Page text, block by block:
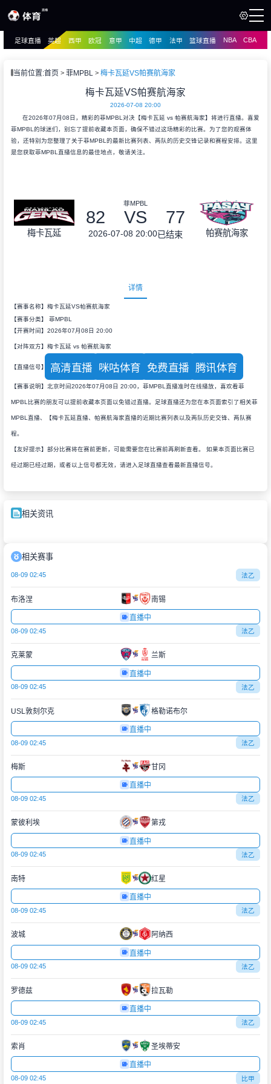
播
足球直播 英超 西甲 欧冠 意甲 中超 德甲 法甲 篮球直播 NBA CBA
当前位置:首页 菲MPBL 梅卡瓦延VS帕赛航海家
梅卡瓦延VS帕赛航海家
2026-07-08 20:00
在2026年07月08日，精彩的菲MPBL对决【梅卡瓦延 vs 帕赛航海家】将进行直播。喜爱
菲MPBL的球迷们，别忘了提前收藏本页面，确保不错过这场精彩的比赛。为了您的观赛体
验，还特别为您整理了关于菲MPBL的最新比赛列表、两队的历史交锋记录和赛程安排。这里
是您获取菲MPBL直播信息的最佳地点，敬请关注。
梅卡瓦延
菲MPBL
82 VS 77
2026-07-08 20:00已结束 帕赛航海家
详情
【赛事名称】梅卡瓦延VS帕赛航海家
【赛事分类】 菲MPBL
【开赛时间】2026年07月08日 20:00
【对阵双方】梅卡瓦延 vs 帕赛航海家
【直播信号】 高清直播 咪咕体育 免费直播 腾讯体育
【赛事说明】北京时间2026年07月08日 20:00，菲MPBL直播准时在线播放，喜欢看菲
MPBL比赛的朋友可以提前收藏本页面以免错过直播。足球直播还为您在本页面索引了相关菲
MPBL直播、【梅卡瓦延直播、帕赛航海家直播的近期比赛列表以及两队历史交锋、两队赛
程。
【友好提示】部分比赛将在赛前更新，可能需要您在比赛前再刷新查看。 如果本页面比赛已
经过期已经过期，或者以上信号都无效，请进入足球直播查看最新直播信号。
相关资讯
相关赛事
08-09 02:45 法乙
布洛涅 南锡
直播中
08-09 02:45 法乙
克莱蒙 兰斯
直播中
08-09 02:45 法乙
USL敦刻尔克 格勒诺布尔
直播中
08-09 02:45 法乙
梅斯 甘冈
直播中
08-09 02:45 法乙
蒙彼利埃 第戎
直播中
08-09 02:45 法乙
南特 红星
直播中
08-09 02:45 法乙
波城 阿纳西
直播中
08-09 02:45 法乙
罗德兹 拉瓦勒
直播中
08-09 02:45 法乙
索肖 圣埃蒂安
直播中
08-09 02:45 比甲